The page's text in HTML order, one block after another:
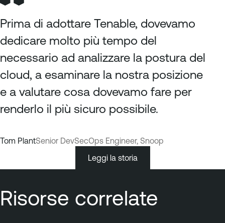
Prima di adottare Tenable, dovevamo
dedicare molto più tempo del
necessario ad analizzare la postura del
cloud, a esaminare la nostra posizione
e a valutare cosa dovevamo fare per
renderlo il più sicuro possibile.
Tom PlantSenior DevSecOps Engineer, Snoop
Leggi la storia
Risorse correlate